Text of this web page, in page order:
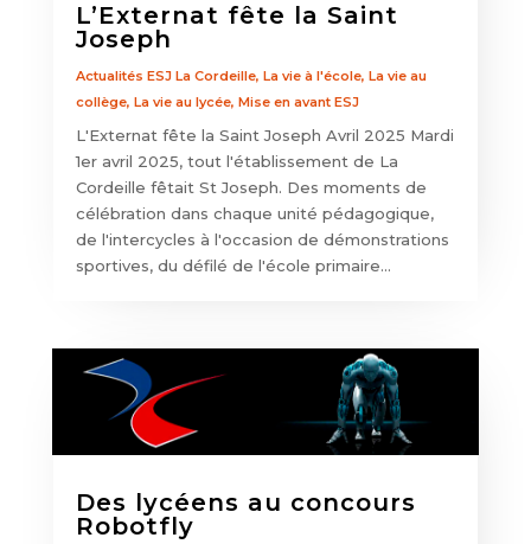
L’Externat fête la Saint
Joseph
Actualités ESJ La Cordeille, La vie à l'école, La vie au
collège, La vie au lycée, Mise en avant ESJ
L'Externat fête la Saint Joseph Avril 2025 Mardi
1er avril 2025, tout l'établissement de La
Cordeille fêtait St Joseph. Des moments de
célébration dans chaque unité pédagogique,
de l'intercycles à l'occasion de démonstrations
sportives, du défilé de l'école primaire...
Des lycéens au concours
Robotfly